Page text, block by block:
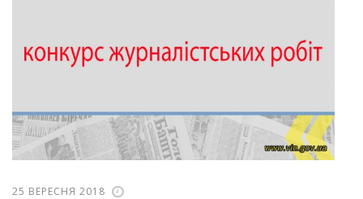
25 ВЕРЕСНЯ 2018